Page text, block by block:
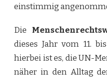
einstimmig
Die
dieses Jahr vom 11.
hierbei ist es, die UN-
näher in den Alltag